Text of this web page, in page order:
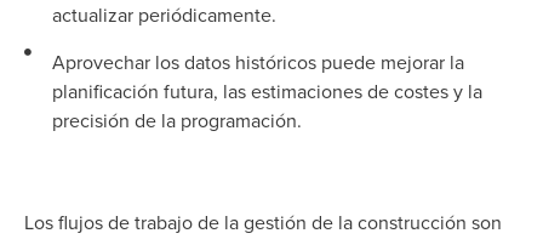
actualizar periódicamente.
Aprovechar los datos históricos puede mejorar la
planificación futura, las estimaciones de costes y la
precisión de la programación.
Los flujos de trabajo de la gestión de la construcción son